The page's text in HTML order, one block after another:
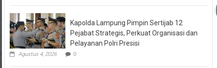
Kapolda Lampung Pimpin Sertijab 12
Pejabat Strategis, Perkuat Organisasi dan
Pelayanan Polri Presisi
Agustus 4, 2026 0